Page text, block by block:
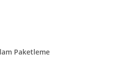
Paketleme